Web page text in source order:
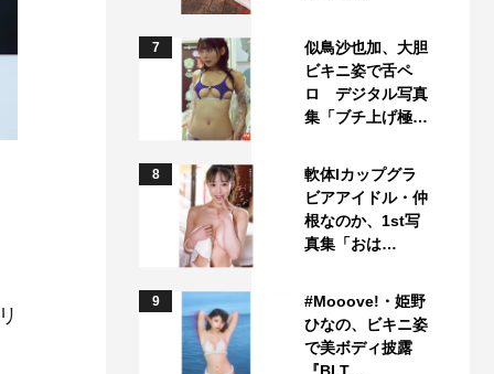
7
似鳥沙也加、大胆
ビキニ姿で舌ペ
ロ デジタル写真
集「ブチ上げ極…
8
軟体Iカップグラ
ビアアイドル・仲
根なのか、1st写
真集「おは…
9
#Mooove!・姫野
ひなの、ビキニ姿
で美ボディ披露